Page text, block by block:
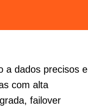
a dados precisos e
com alta
failover